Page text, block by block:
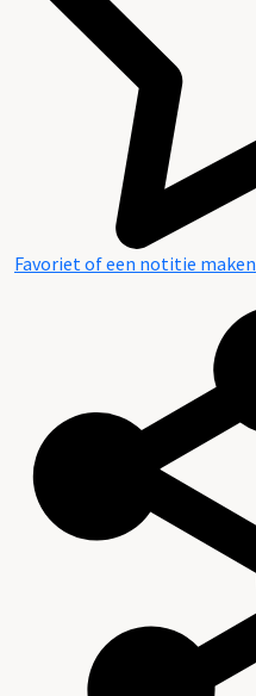
Favoriet of een notitie maken